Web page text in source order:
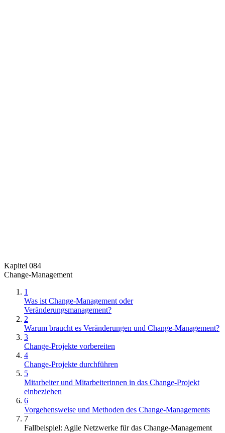
Kapitel 084
Change-Management
1
Was ist Change-Management oder
Veränderungsmanagement?
2
Warum braucht es Veränderungen und Change-Management?
3
Change-Projekte vorbereiten
4
Change-Projekte durchführen
5
Mitarbeiter und Mitarbeiterinnen in das Change-Projekt
einbeziehen
6
Vorgehensweise und Methoden des Change-Managements
7
Fallbeispiel: Agile Netzwerke für das Change-Management